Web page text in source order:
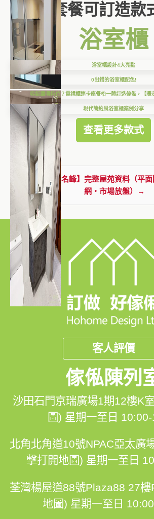
套餐可訂造款
浴室櫃
浴室櫃設計4大亮點
0出錯的浴室櫃配色!
客飯廳唔夠位？電視櫃連卡座餐枱一體訂造傢俬，【暖
現代簡約風浴室櫃案例分享
查看更多款式
查看【晉名峰】完整屋苑資料（平
網・市場放盤）→
客人評價
傢俬陳列
沙田石門京瑞廣場1期12樓K
圖) 星期一至日
北角北角道10號NPAC亞太廣
擊打開地圖) 星期一至日
荃灣楊屋道88號Plaza88 27樓
地圖) 星期一至日